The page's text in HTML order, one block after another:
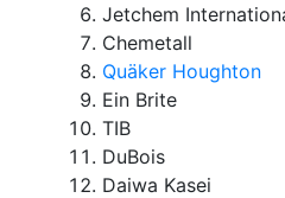
Jetchem
Chemetall
Quäker Houghton
Ein Brite
TIB
DuBois
Daiwa Kasei